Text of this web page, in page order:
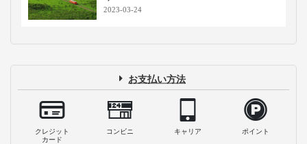
2023-03-24
お支払い方法
クレジット
カード
コンビニ キャリア ポイント